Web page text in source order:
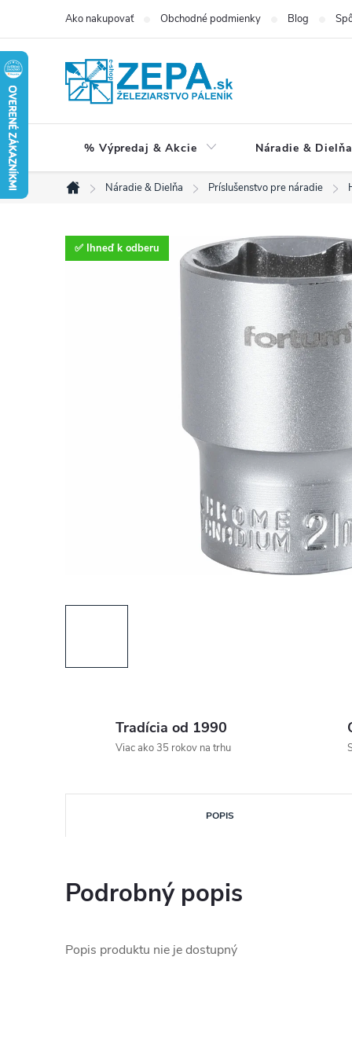
obsah
Ako nakupovať Obchodné podmienky Blog
% Výpredaj & Akcie Náradie & Dielňa
Domov
Náradie & Dielňa Príslušenstvo pre náradie
✅ Ihneď k odberu
Tradícia od 1990
Viac ako 35 rokov na trhu
POPIS
Podrobný popis
Popis produktu nie je dostupný